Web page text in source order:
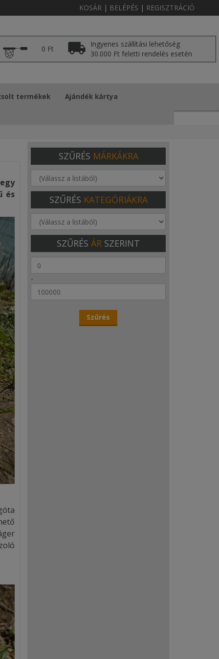
KOSÁR | BELÉPÉS | REGISZTRÁCIÓ
0 Ft
Ingyenes szállítási lehetőség
30.000 Ft feletti rendelés esetén
termékek Ajándék kártya
és
SZŰRÉS MÁRKÁKRA
SZŰRÉS KATEGÓRIÁKRA
SZŰRÉS ÁR SZERINT
-